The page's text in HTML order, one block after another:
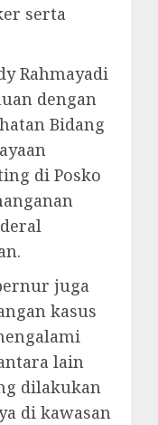
serta
Rahmayadi
dengan
Bidang
di Posko
juga
kasus
lain
dilakukan
di kawasan